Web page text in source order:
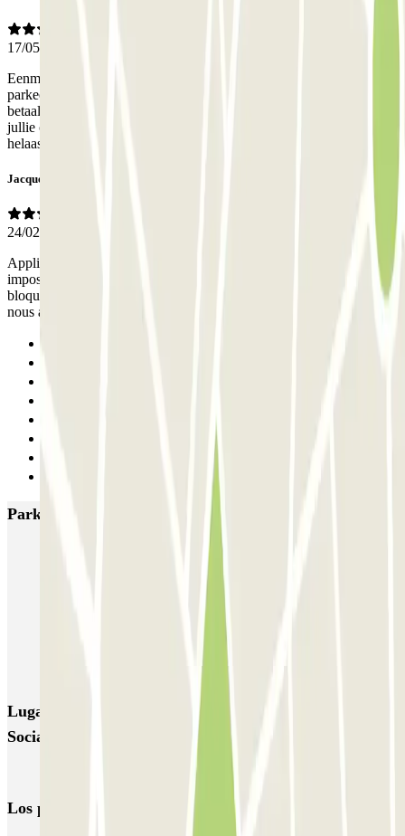
17/05/2026
Eenmaal in het hotel bleek dat ik voor € 30,00 dezelfde
parkeerplaats kon gebruiken waarvoor ik bij jullie € 80,00 heb
betaald. Ik ga dus geen gebruik meer maken van jullie services en
jullie ook niet aanbevelen bij vrienden of familie. Jammer maar
helaas
Jacques, Pierre
24/02/2026
Application compliquée pour entrer dans le parking. Sortie rendue
impossible: une barrière intermédiaire était cassée. Je suis resté
bloqué plus de 20 mn avant de pouvoir sortir; le personnel pour
nous aider a été Ok, sans plus. Finalement on a trouvé ave
Parkings más valorados en Ámsterdam
Q-Park Europarking
Q-Park Museumplein
VALET - NEMO Science Museum
VALET - Stadsschouwburg Amsterdam
Lugares y eventos interesantes cerca de Parkbee The
Social Hub Amsterdam City
Parking Museo Van Gogh (Ámsterdam)
Los parkings más reservados